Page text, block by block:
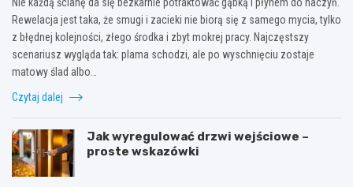
Rewelacja jest taka, że smugi i zacieki nie biorą się z samego mycia, tylko
z błędnej kolejności, złego środka i zbyt mokrej pracy. Najczęstszy
scenariusz wygląda tak: plama schodzi, ale po wyschnięciu zostaje
matowy ślad albo…
Czytaj dalej
Jak wyregulować drzwi wejściowe –
proste wskazówki